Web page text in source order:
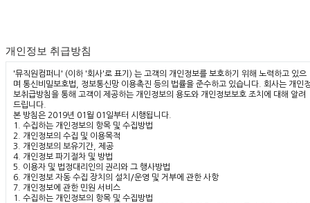
개인정보 취급방침
'뮤직원컴퍼니' (이하 '회사'로 표기) 는 고객의 개인정보를 보호하기 위해 노력하고 있으
며 통신비밀보호법, 정보통신망 이용촉진 등의 법률을 준수하고 있습니다. 회사는 개인
보취급방침을 통해 고객이 제공하는 개인정보의 용도와 개인정보보호 조치에 대해 알려
드립니다.
본 방침은 2019년 01월 01일부터 시행됩니다.
1. 수집하는 개인정보의 항목 및 수집방법
2. 개인정보의 수집 및 이용목적
3. 개인정보의 보유기간, 제공
4. 개인정보 파기절차 및 방법
5. 이용자 및 법정대리인의 권리와 그 행사방법
6. 개인정보 자동 수집 장치의 설치/운영 및 거부에 관한 사항
7. 개인정보에 관한 민원 서비스
1. 수집하는 개인정보의 항목 및 수집방법